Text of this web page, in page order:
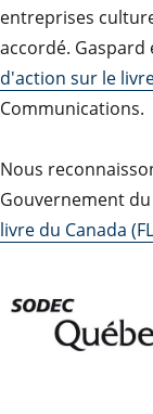
entreprises
accordé. Gaspard
d'action sur le
Communications.
Nous
Gouvernement
livre du Canada